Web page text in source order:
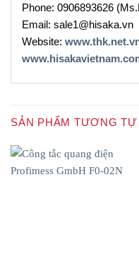
Phone: 0906893626
Email: sale1@hisaka.vn
Website:
SẢN PHẨM TƯƠNG TỰ